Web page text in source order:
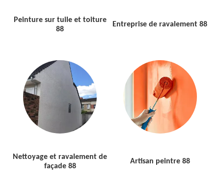
Peinture sur tuile et toiture
88
Entreprise de ravalement 88
Nettoyage et ravalement de
façade 88
Artisan peintre 88